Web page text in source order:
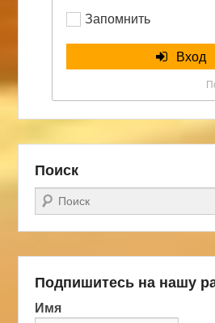
Запомнить
Вход
Поиск
Поиск
Подпишитесь на нашу
Имя